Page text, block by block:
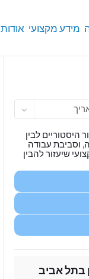
מידע מקצועי אודות
לבין
וסביבת עבודה
שיעזור להבין
בתל אביב